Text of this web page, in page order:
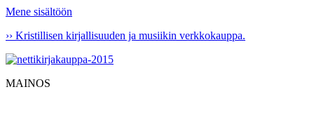
Mene sisältöön
›› Kristillisen kirjallisuuden ja musiikin verkkokauppa.
MAINOS